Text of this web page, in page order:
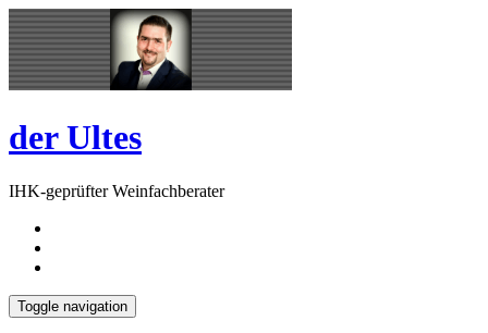
Skip
to
content
Open
Sidebar
der Ultes
IHK-geprüfter Weinfachberater
Toggle navigation